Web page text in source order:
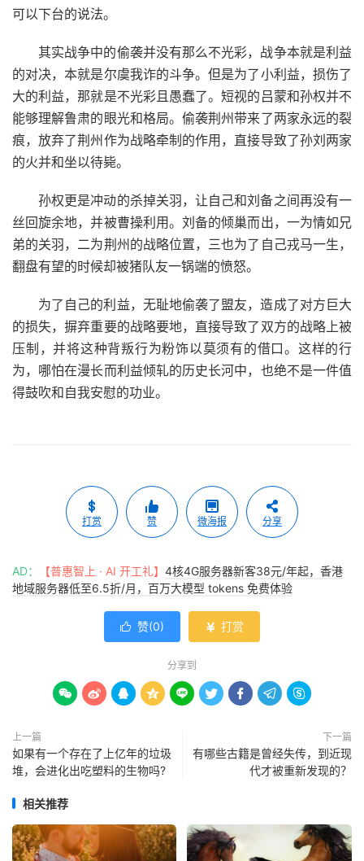
可以下台的说法。
其实战争中的偷袭并没有那么不光彩，战争本就是利益
的对决，本就是尔虞我诈的斗争。但是为了小利益，损伤了
大的利益，那就是不光彩且愚蠢了。短视的吕蒙和孙权并不
能够理解鲁肃的眼光和格局。偷袭荆州带来了两家永远的裂
痕，放弃了荆州作为战略牵制的作用，直接导致了孙刘两家
的火并和坐以待毙。
孙权更是冲动的杀掉关羽，让自己和刘备之间再没有一
丝回旋余地，并被曹操利用。刘备的倾巢而出，一为情如兄
弟的关羽，二为荆州的战略位置，三也为了自己戎马一生，
翻盘有望的时候却被猪队友一锅端的愤怒。
为了自己的利益，无耻地偷袭了盟友，造成了对方巨大
的损失，摒弃重要的战略要地，直接导致了双方的战略上被
压制，并将这种背叛行为粉饰以莫须有的借口。这样的行
为，哪怕在漫长而利益倾轧的历史长河中，也绝不是一件值
得鼓吹和自我安慰的功业。
打赏 赞 微海报 分享
AD： 【普惠智上 · AI 开工礼】 4核4G服务器新客38元/年起，香港
地域服务器低至6.5折/月，百万大模型 tokens 免费体验
 赞(0)  打赏
分享到
        
上一篇
如果有一个存在了上亿年的垃圾
堆，会进化出吃塑料的生物吗?
下一篇
有哪些古籍是曾经失传，到近现
代才被重新发现的？
相关推荐